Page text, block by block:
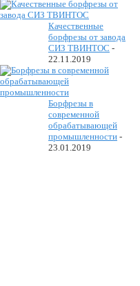
Качественные
борфрезы от завода
СИЗ ТВИНТОС -
22.11.2019
Борфрезы в
современной
обрабатывающей
промышленности -
23.01.2019